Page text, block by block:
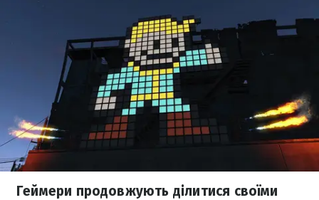
Геймери продовжують ділитися своїми